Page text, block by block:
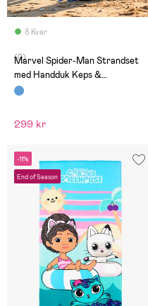
8 Kvar
(0)
Marvel Spider-Man Strandset
med Handduk Keps &
Gympapåse, Blå
299 kr
-11%
End of Season